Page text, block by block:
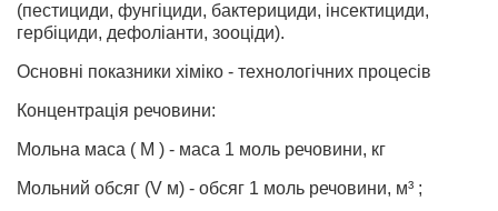
(пестициди, фунгіциди, бактерициди, інсектициди,
гербіциди, дефоліанти, зооціди).
Основні показники хіміко - технологічних процесів
Концентрація речовини:
Мольна маса ( М ) - маса 1 моль речовини, кг
Мольний обсяг (V м) - обсяг 1 моль речовини, м³ ;